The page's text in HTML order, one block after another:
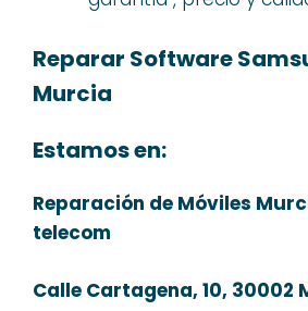
Reparar Software
Murcia
Estamos en:
Reparación de Móviles
telecom
Calle Cartagena, 10, 30002